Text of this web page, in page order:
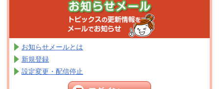
お知らせメールとは
新規登録
設定変更・配信停止